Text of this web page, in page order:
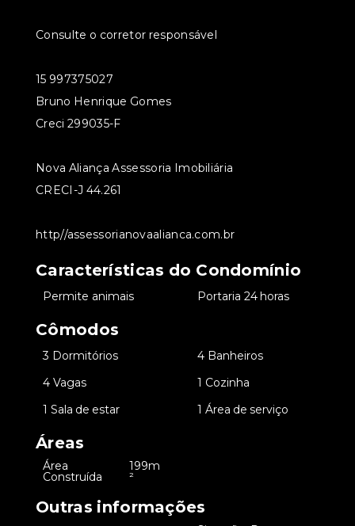
Consulte o corretor responsável
15 997375027
Bruno Henrique Gomes
Creci 299035-F
Nova Aliança Assessoria Imobiliária
CRECI-J 44.261
http//assessorianovaalianca.com.br
Características do Condomínio
Permite animais Portaria 24 horas
Cômodos
3 Dormitórios
4 Banheiros
4 Vagas
1 Cozinha
1 Sala de estar 1 Área de serviço
Áreas
Área
Construída
199m
²
Outras informações